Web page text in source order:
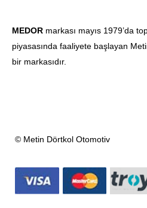
MEDOR markası mayıs 1979’da
piyasasında faaliyete başlayan
bir markasıdır.
© Metin Dörtkol Otomotiv